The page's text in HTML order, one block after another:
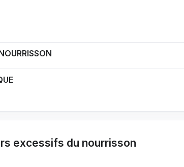
excessifs du nourrisson